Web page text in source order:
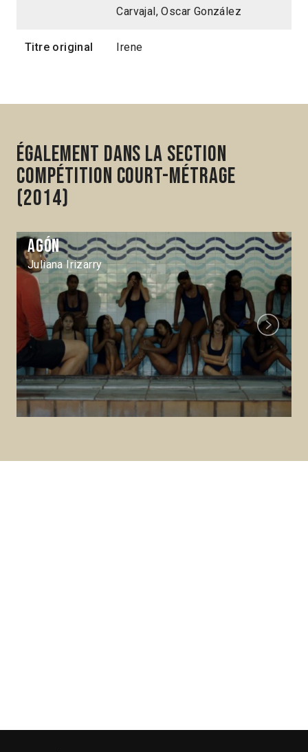
Carvajal, Oscar González
Titre original Irene
Également dans la section
Compétition Court-métrage
(2014)
Agón
Juliana Irizarry
Next